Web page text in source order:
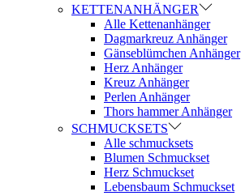
KETTENANHÄNGER
Alle Kettenanhänger
Dagmarkreuz Anhänger
Gänseblümchen Anhänger
Herz Anhänger
Kreuz Anhänger
Perlen Anhänger
Thors hammer Anhänger
SCHMUCKSETS
Alle schmucksets
Blumen Schmuckset
Herz Schmuckset
Lebensbaum Schmuckset